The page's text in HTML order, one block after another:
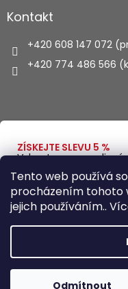
Tento web používá
procházením tohoto
jejich používáním..
Odmítnout
Kontakt
+420 608 147 072
+420 774 486 566
Copyright 2026
ZÍSKEJTE SLEVU 5 %
Vybavte se na
Zadejte svůj e-mail a
slevový kód.
Zásady